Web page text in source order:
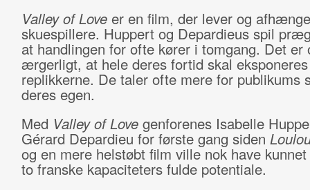
Valley of Loveer en film, der lever og
skuespillere. Huppert og Depardieus spil
at handlingen for ofte kører i tomgang. Det er
ærgerligt, at hele deres fortid skal
replikkerne. De taler ofte mere for publikums
deres egen.
Med Valley of Lovegenforenes Isabelle
Gérard Depardieu for første gang siden
og en mere helstøbt film ville nok have
to franske kapaciteters fulde potentiale.